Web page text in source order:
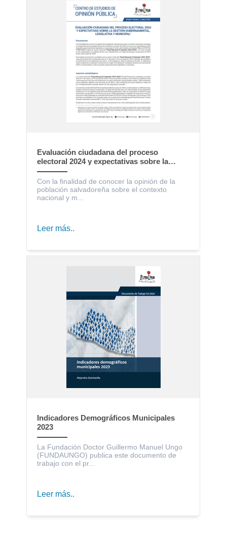
Evaluación ciudadana del proceso
electoral 2024 y expectativas sobre la
gestión gubernamental, legislativa y
municipal
Con la finalidad de conocer la opinión de la
población salvadoreña sobre el contexto
nacional y m...
Leer más..
Indicadores Demográficos Municipales
2023
La Fundación Doctor Guillermo Manuel Ungo
(FUNDAUNGO) publica este documento de
trabajo con el pr...
Leer más..